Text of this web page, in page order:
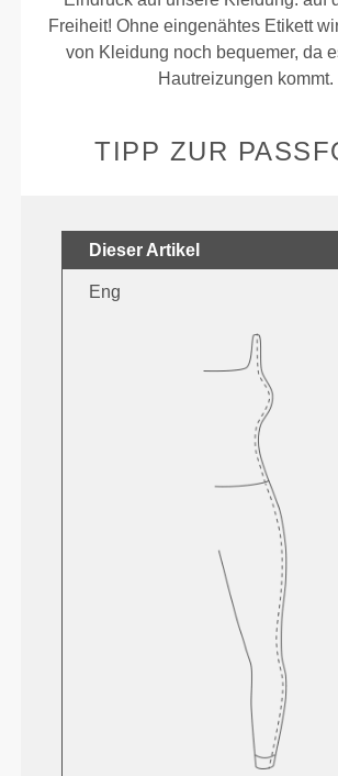
Freiheit! Ohne eingenähtes Etikett
von Kleidung noch bequemer, da
Hautreizungen kommt.
TIPP ZUR
Dieser Artikel
Eng